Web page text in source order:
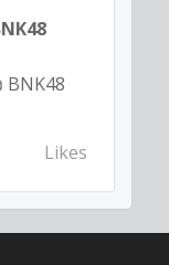
Likes